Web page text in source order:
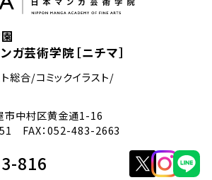
ガ芸術学院［ニチマ］
総合/コミックイラスト/
市中村区黄金通1-16
FAX：052-483-2663
816